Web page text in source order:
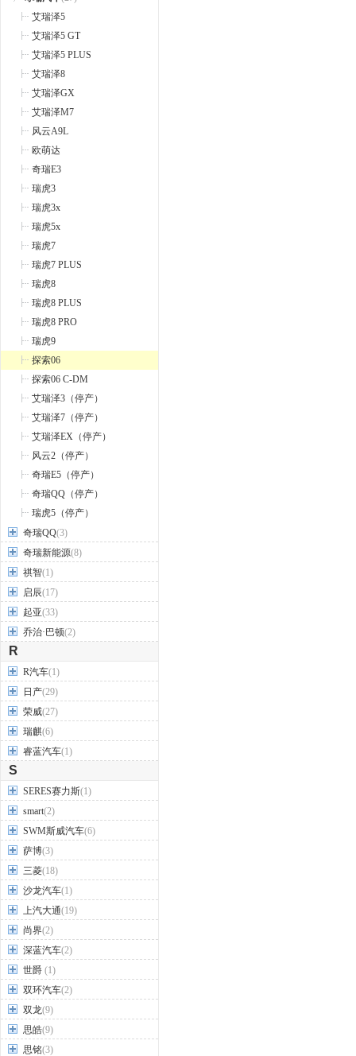
艾瑞泽5
艾瑞泽5 GT
艾瑞泽5 PLUS
艾瑞泽8
艾瑞泽GX
艾瑞泽M7
风云A9L
欧萌达
奇瑞E3
瑞虎3
瑞虎3x
瑞虎5x
瑞虎7
瑞虎7 PLUS
瑞虎8
瑞虎8 PLUS
瑞虎8 PRO
瑞虎9
探索06
探索06 C-DM
艾瑞泽3（停产）
艾瑞泽7（停产）
艾瑞泽EX（停产）
风云2（停产）
奇瑞E5（停产）
奇瑞QQ（停产）
瑞虎5（停产）
奇瑞QQ(3)
奇瑞新能源(8)
祺智(1)
启辰(17)
起亚(33)
乔治·巴顿(2)
R
R汽车(1)
日产(29)
荣威(27)
瑞麒(6)
睿蓝汽车(1)
S
SERES赛力斯(1)
smart(2)
SWM斯威汽车(6)
萨博(3)
三菱(18)
沙龙汽车(1)
上汽大通(19)
尚界(2)
深蓝汽车(2)
世爵 (1)
双环汽车(2)
双龙(9)
思皓(9)
思铭(3)